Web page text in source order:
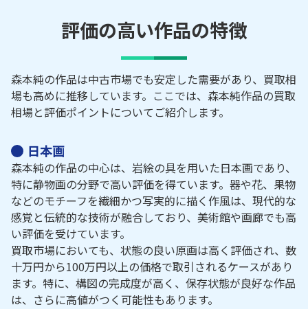
評価の高い作品の特徴
森本純の作品は中古市場でも安定した需要があり、買取相
場も高めに推移しています。ここでは、森本純作品の買取
相場と評価ポイントについてご紹介します。
日本画
森本純の作品の中心は、岩絵の具を用いた日本画であり、
特に静物画の分野で高い評価を得ています。器や花、果物
などのモチーフを繊細かつ写実的に描く作風は、現代的な
感覚と伝統的な技術が融合しており、美術館や画廊でも高
い評価を受けています。
買取市場においても、状態の良い原画は高く評価され、数
十万円から100万円以上の価格で取引されるケースがあり
ます。特に、構図の完成度が高く、保存状態が良好な作品
は、さらに高値がつく可能性もあります。